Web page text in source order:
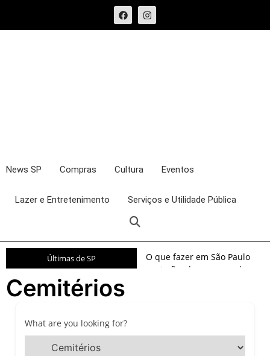
News SP Compras Cultura Eventos
Lazer e Entretenimento Serviços e Utilidade Pública
Últimas de SP
O que fazer em São Paulo
neste fim de semana: shows,
passeios imperdíveis nos
dias 8 e 9 de agosto de 2026
Cemitérios
What are you looking for?